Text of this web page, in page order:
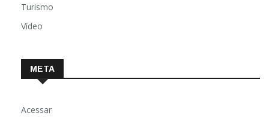
Turismo
Vídeo
META
Acessar